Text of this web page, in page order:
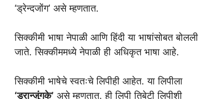
‘ड्रेन्दजोंग’ असे म्हणतात.
सिक्कीमी भाषा नेपाळी आणि हिंदी या भाषांसोबत बोलली
जाते. सिक्कीममध्ये नेपाळी ही अधिकृत भाषा आहे.
सिक्कीमी भाषेचे स्वतःचे लिपीही आहेत. या लिपीला
‘ड्रान्जुंगके’ असे म्हणतात. ही लिपी तिबेटी लिपीशी